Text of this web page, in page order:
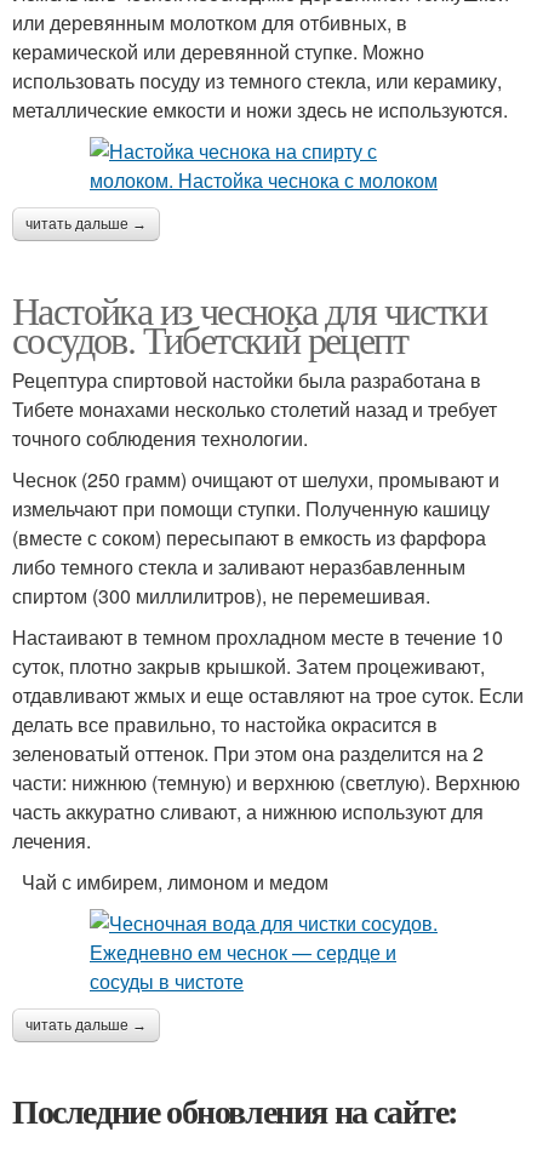
или деревянным молотком для отбивных, в
керамической или деревянной ступке. Можно
использовать посуду из темного стекла, или керамику,
металлические емкости и ножи здесь не используются.
читать дальше →
Настойка из чеснока для чистки
сосудов. Тибетский рецепт
Рецептура спиртовой настойки была разработана в
Тибете монахами несколько столетий назад и требует
точного соблюдения технологии.
Чеснок (250 грамм) очищают от шелухи, промывают и
измельчают при помощи ступки. Полученную кашицу
(вместе с соком) пересыпают в емкость из фарфора
либо темного стекла и заливают неразбавленным
спиртом (300 миллилитров), не перемешивая.
Настаивают в темном прохладном месте в течение 10
суток, плотно закрыв крышкой. Затем процеживают,
отдавливают жмых и еще оставляют на трое суток. Если
делать все правильно, то настойка окрасится в
зеленоватый оттенок. При этом она разделится на 2
части: нижнюю (темную) и верхнюю (светлую). Верхнюю
часть аккуратно сливают, а нижнюю используют для
лечения.
Чай с имбирем, лимоном и медом
читать дальше →
Последние обновления на сайте: